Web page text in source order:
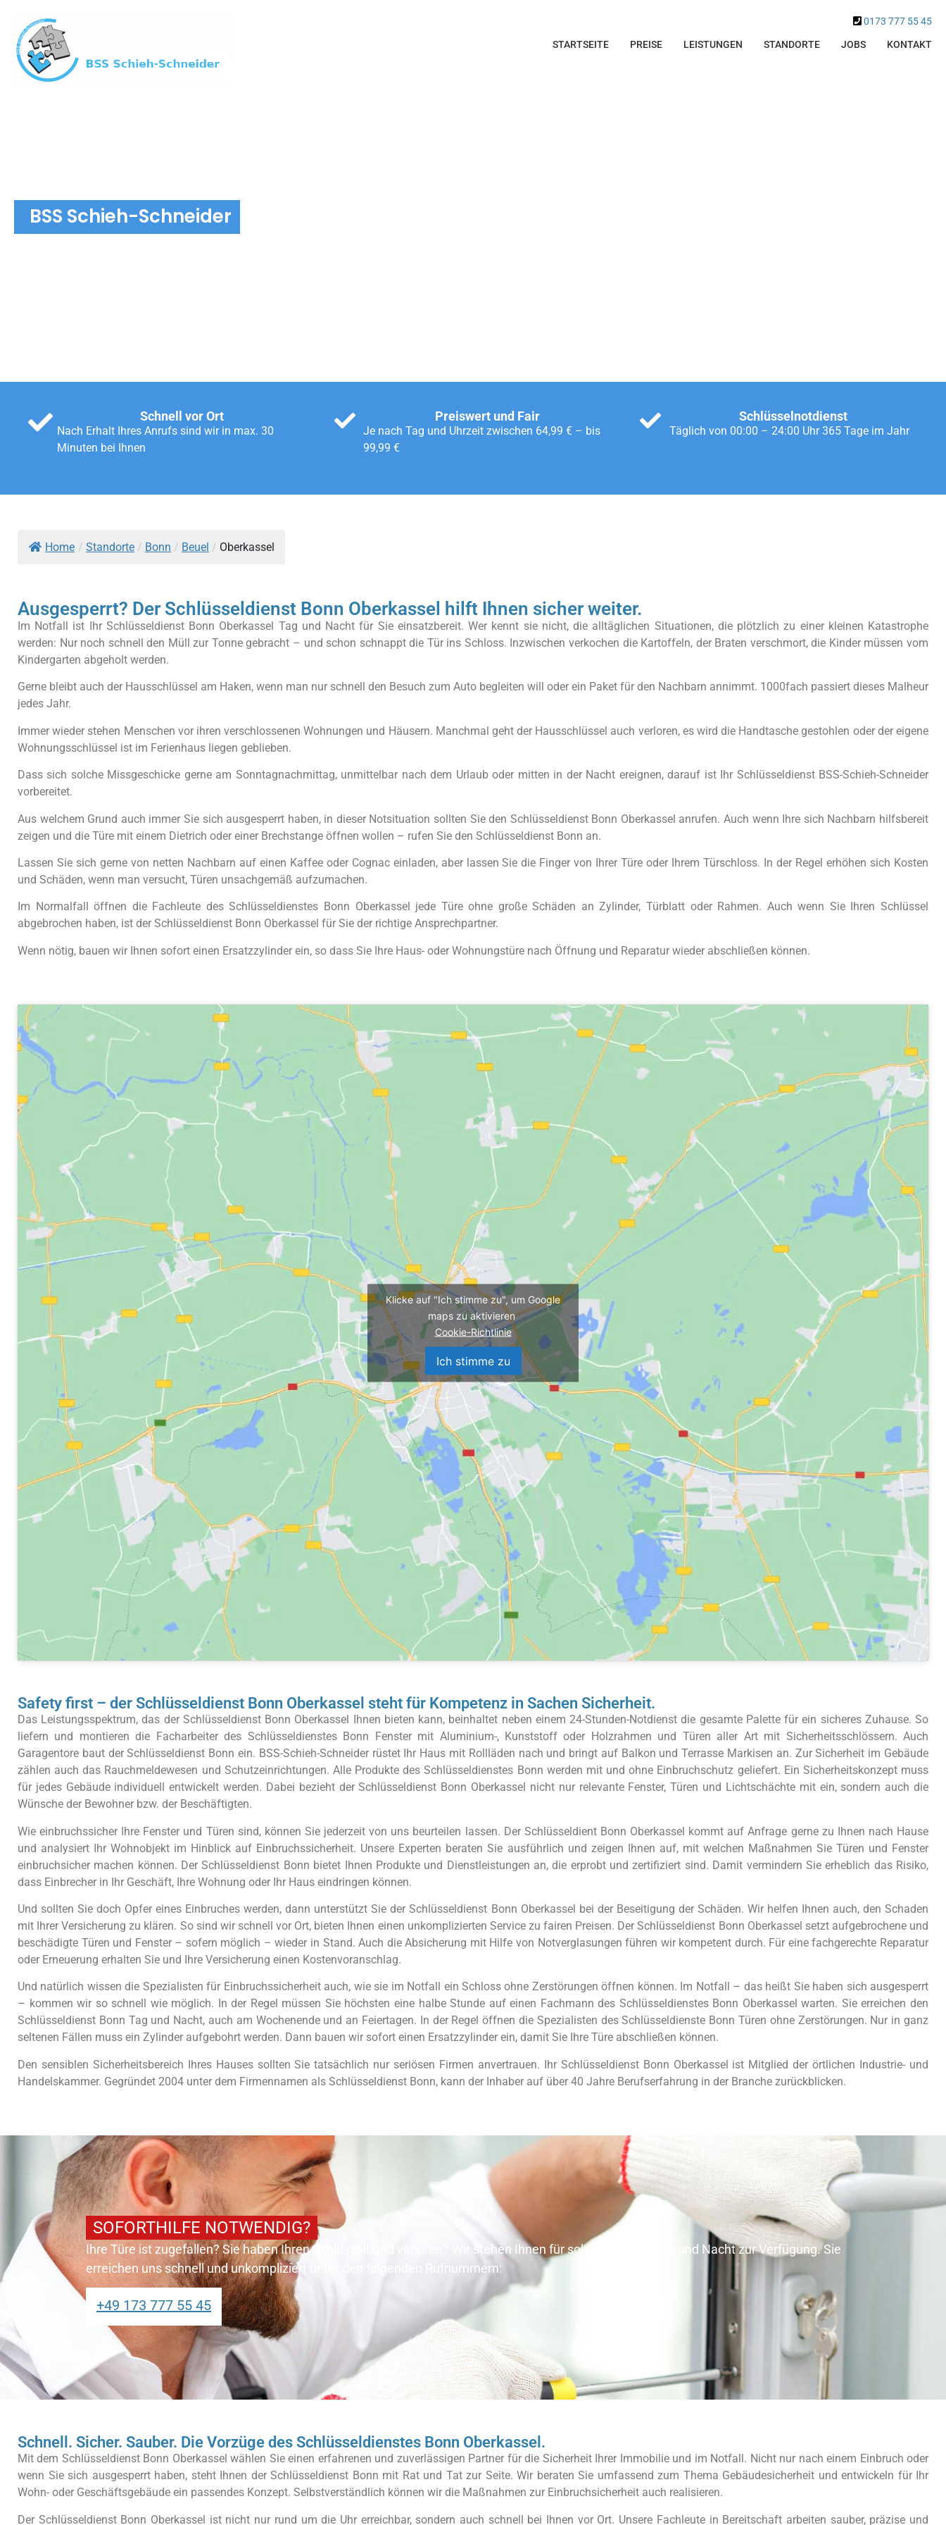
0173 777 55 45
STARTSEITE PREISE LEISTUNGEN STANDORTE JOBS KONTAKT
BSS Schieh-Schneider
Schnell vor Ort
Nach Erhalt Ihres Anrufs sind wir in max. 30
Minuten bei Ihnen
Preiswert und Fair
Je nach Tag und Uhrzeit zwischen 64,99 € – bis
99,99 €
Schlüsselnotdienst
Täglich von 00:00 – 24:00 Uhr 365 Tage im Jahr
Home / Standorte / Bonn / Beuel / Oberkassel
Ausgesperrt? Der Schlüsseldienst Bonn Oberkassel hilft Ihnen sicher weiter.
Im Notfall ist Ihr Schlüsseldienst Bonn Oberkassel Tag und Nacht für Sie einsatzbereit. Wer kennt sie nicht, die alltäglichen Situationen, die plötzlich zu einer kleinen Katastrophe
werden: Nur noch schnell den Müll zur Tonne gebracht – und schon schnappt die Tür ins Schloss. Inzwischen verkochen die Kartoffeln, der Braten verschmort, die Kinder müssen vom
Kindergarten abgeholt werden.
Gerne bleibt auch der Hausschlüssel am Haken, wenn man nur schnell den Besuch zum Auto begleiten will oder ein Paket für den Nachbarn annimmt. 1000fach passiert dieses Malheur
jedes Jahr.
Immer wieder stehen Menschen vor ihren verschlossenen Wohnungen und Häusern. Manchmal geht der Hausschlüssel auch verloren, es wird die Handtasche gestohlen oder der eigene
Wohnungsschlüssel ist im Ferienhaus liegen geblieben.
Dass sich solche Missgeschicke gerne am Sonntagnachmittag, unmittelbar nach dem Urlaub oder mitten in der Nacht ereignen, darauf ist Ihr Schlüsseldienst BSS-Schieh-Schneider
vorbereitet.
Aus welchem Grund auch immer Sie sich ausgesperrt haben, in dieser Notsituation sollten Sie den Schlüsseldienst Bonn Oberkassel anrufen. Auch wenn Ihre sich Nachbarn hilfsbereit
zeigen und die Türe mit einem Dietrich oder einer Brechstange öffnen wollen – rufen Sie den Schlüsseldienst Bonn an.
Lassen Sie sich gerne von netten Nachbarn auf einen Kaffee oder Cognac einladen, aber lassen Sie die Finger von Ihrer Türe oder Ihrem Türschloss. In der Regel erhöhen sich Kosten
und Schäden, wenn man versucht, Türen unsachgemäß aufzumachen.
Im Normalfall öffnen die Fachleute des Schlüsseldienstes Bonn Oberkassel jede Türe ohne große Schäden an Zylinder, Türblatt oder Rahmen. Auch wenn Sie Ihren Schlüssel
abgebrochen haben, ist der Schlüsseldienst Bonn Oberkassel für Sie der richtige Ansprechpartner.
Wenn nötig, bauen wir Ihnen sofort einen Ersatzzylinder ein, so dass Sie Ihre Haus- oder Wohnungstüre nach Öffnung und Reparatur wieder abschließen können.
Klicke auf "Ich stimme zu", um Google
maps zu aktivieren
Cookie-Richtlinie
Ich stimme zu
Safety first – der Schlüsseldienst Bonn Oberkassel steht für Kompetenz in Sachen Sicherheit.
Das Leistungsspektrum, das der Schlüsseldienst Bonn Oberkassel Ihnen bieten kann, beinhaltet neben einem 24-Stunden-Notdienst die gesamte Palette für ein sicheres Zuhause. So
liefern und montieren die Facharbeiter des Schlüsseldienstes Bonn Fenster mit Aluminium-, Kunststoff oder Holzrahmen und Türen aller Art mit Sicherheitsschlössern. Auch
Garagentore baut der Schlüsseldienst Bonn ein. BSS-Schieh-Schneider rüstet Ihr Haus mit Rollläden nach und bringt auf Balkon und Terrasse Markisen an. Zur Sicherheit im Gebäude
zählen auch das Rauchmeldewesen und Schutzeinrichtungen. Alle Produkte des Schlüsseldienstes Bonn werden mit und ohne Einbruchschutz geliefert. Ein Sicherheitskonzept muss
für jedes Gebäude individuell entwickelt werden. Dabei bezieht der Schlüsseldienst Bonn Oberkassel nicht nur relevante Fenster, Türen und Lichtschächte mit ein, sondern auch die
Wünsche der Bewohner bzw. der Beschäftigten.
Wie einbruchssicher Ihre Fenster und Türen sind, können Sie jederzeit von uns beurteilen lassen. Der Schlüsseldient Bonn Oberkassel kommt auf Anfrage gerne zu Ihnen nach Hause
und analysiert Ihr Wohnobjekt im Hinblick auf Einbruchssicherheit. Unsere Experten beraten Sie ausführlich und zeigen Ihnen auf, mit welchen Maßnahmen Sie Türen und Fenster
einbruchsicher machen können. Der Schlüsseldienst Bonn bietet Ihnen Produkte und Dienstleistungen an, die erprobt und zertifiziert sind. Damit vermindern Sie erheblich das Risiko,
dass Einbrecher in Ihr Geschäft, Ihre Wohnung oder Ihr Haus eindringen können.
Und sollten Sie doch Opfer eines Einbruches werden, dann unterstützt Sie der Schlüsseldienst Bonn Oberkassel bei der Beseitigung der Schäden. Wir helfen Ihnen auch, den Schaden
mit Ihrer Versicherung zu klären. So sind wir schnell vor Ort, bieten Ihnen einen unkomplizierten Service zu fairen Preisen. Der Schlüsseldienst Bonn Oberkassel setzt aufgebrochene und
beschädigte Türen und Fenster – sofern möglich – wieder in Stand. Auch die Absicherung mit Hilfe von Notverglasungen führen wir kompetent durch. Für eine fachgerechte Reparatur
oder Erneuerung erhalten Sie und Ihre Versicherung einen Kostenvoranschlag.
Und natürlich wissen die Spezialisten für Einbruchssicherheit auch, wie sie im Notfall ein Schloss ohne Zerstörungen öffnen können. Im Notfall – das heißt Sie haben sich ausgesperrt
– kommen wir so schnell wie möglich. In der Regel müssen Sie höchsten eine halbe Stunde auf einen Fachmann des Schlüsseldienstes Bonn Oberkassel warten. Sie erreichen den
Schlüsseldienst Bonn Tag und Nacht, auch am Wochenende und an Feiertagen. In der Regel öffnen die Spezialisten des Schlüsseldienste Bonn Türen ohne Zerstörungen. Nur in ganz
seltenen Fällen muss ein Zylinder aufgebohrt werden. Dann bauen wir sofort einen Ersatzzylinder ein, damit Sie Ihre Türe abschließen können.
Den sensiblen Sicherheitsbereich Ihres Hauses sollten Sie tatsächlich nur seriösen Firmen anvertrauen. Ihr Schlüsseldienst Bonn Oberkassel ist Mitglied der örtlichen Industrie- und
Handelskammer. Gegründet 2004 unter dem Firmennamen als Schlüsseldienst Bonn, kann der Inhaber auf über 40 Jahre Berufserfahrung in der Branche zurückblicken.
SOFORTHILFE NOTWENDIG?
Ihre Türe ist zugefallen? Sie haben Ihren Schlüsselbund verloren? Wir stehen Ihnen für solche Notfälle Tag und Nacht zur Verfügung. Sie
erreichen uns schnell und unkompliziert unter den folgenden Rufnummern:
+49 173 777 55 45
Schnell. Sicher. Sauber. Die Vorzüge des Schlüsseldienstes Bonn Oberkassel.
Mit dem Schlüsseldienst Bonn Oberkassel wählen Sie einen erfahrenen und zuverlässigen Partner für die Sicherheit Ihrer Immobilie und im Notfall. Nicht nur nach einem Einbruch oder
wenn Sie sich ausgesperrt haben, steht Ihnen der Schlüsseldienst Bonn mit Rat und Tat zur Seite. Wir beraten Sie umfassend zum Thema Gebäudesicherheit und entwickeln für Ihr
Wohn- oder Geschäftsgebäude ein passendes Konzept. Selbstverständlich können wir die Maßnahmen zur Einbruchsicherheit auch realisieren.
Der Schlüsseldienst Bonn Oberkassel ist nicht nur rund um die Uhr erreichbar, sondern auch schnell bei Ihnen vor Ort. Unsere Fachleute in Bereitschaft arbeiten sauber, präzise und